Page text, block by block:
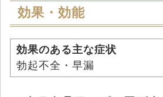
効果・効能
効果のある主な症状
勃起不全・早漏